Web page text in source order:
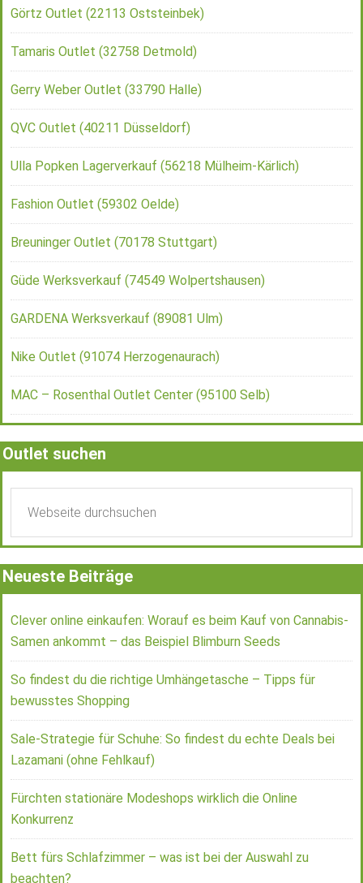
Görtz Outlet (22113 Oststeinbek)
Tamaris Outlet (32758 Detmold)
Gerry Weber Outlet (33790 Halle)
QVC Outlet (40211 Düsseldorf)
Ulla Popken Lagerverkauf (56218 Mülheim-Kärlich)
Fashion Outlet (59302 Oelde)
Breuninger Outlet (70178 Stuttgart)
Güde Werksverkauf (74549 Wolpertshausen)
GARDENA Werksverkauf (89081 Ulm)
Nike Outlet (91074 Herzogenaurach)
MAC – Rosenthal Outlet Center (95100 Selb)
Outlet suchen
Neueste Beiträge
Clever online einkaufen: Worauf es beim Kauf von Cannabis-
Samen ankommt – das Beispiel Blimburn Seeds
So findest du die richtige Umhängetasche – Tipps für
bewusstes Shopping
Sale-Strategie für Schuhe: So findest du echte Deals bei
Lazamani (ohne Fehlkauf)
Fürchten stationäre Modeshops wirklich die Online
Konkurrenz
Bett fürs Schlafzimmer – was ist bei der Auswahl zu
beachten?